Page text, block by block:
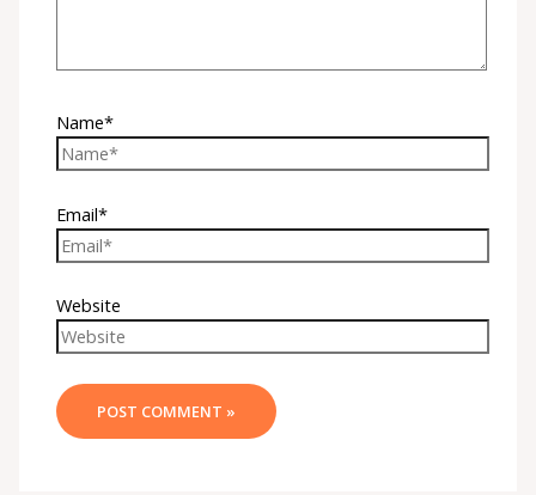
Name*
Email*
Website